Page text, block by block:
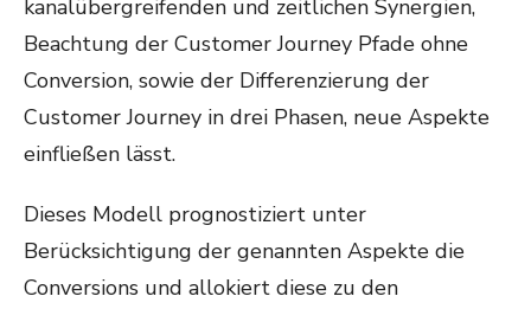
kanalübergreifenden und zeitlichen Synergien,
Beachtung der Customer Journey Pfade ohne
Conversion, sowie der Differenzierung der
Customer Journey in drei Phasen, neue Aspekte
einfließen lässt.
Dieses Modell prognostiziert unter
Berücksichtigung der genannten Aspekte die
Conversions und allokiert diese zu den